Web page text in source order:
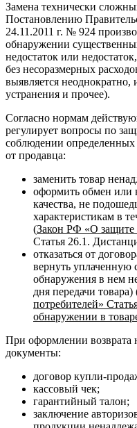
Замена технически
Постановлению
24.11.2011 г. № 924
обнаружении
недостаток или
без несоразмерных
выявляется неоднократно,
устранения и прочее).
Согласно нормам
регулирует вопросы по
соблюдении
от продавца:
заменить товар
оформить обмен или
качества, не
характеристикам в
(Закон РФ «О защите
Статья 26.1.
отказаться от
вернуть уплаченную
обнаружения в нем
дня передачи товара)
потребителей»
обнаружении в
При оформлении
документы:
договор купли-
кассовый чек;
гарантийный талон;
заключение